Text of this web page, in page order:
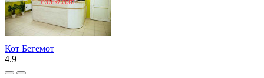
Кот Бегемот
4.9